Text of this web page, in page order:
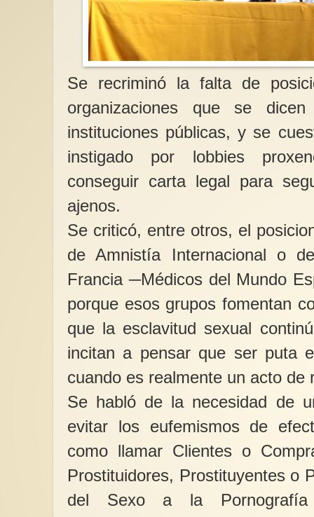
Se recriminó la falta de
organizaciones que se
instituciones públicas, y se
instigado por lobbies
conseguir carta legal para
ajenos.
Se criticó, entre otros, el
de Amnistía Internacional o
Francia ─Médicos del Mundo
porque esos grupos fomentan
que la esclavitud sexual
incitan a pensar que ser puta
cuando es realmente un acto de
Se habló de la necesidad de
evitar los eufemismos de
como llamar Clientes o
Prostituidores, Prostituyentes o
del Sexo a la